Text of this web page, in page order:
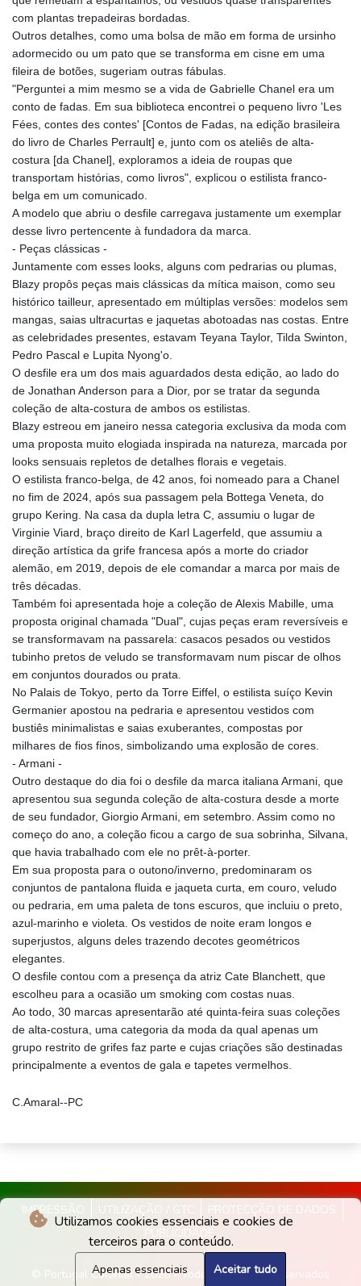
Utilizamos cookies essenciais e cookies de
terceiros para o conteúdo.
Apenas essenciais Aceitar tudo
com plantas trepadeiras bordadas.
Outros detalhes, como uma bolsa de mão em forma de ursinho
adormecido ou um pato que se transforma em cisne em uma
fileira de botões, sugeriam outras fábulas.
"Perguntei a mim mesmo se a vida de Gabrielle Chanel era um
conto de fadas. Em sua biblioteca encontrei o pequeno livro 'Les
Fées, contes des contes' [Contos de Fadas, na edição brasileira
do livro de Charles Perrault] e, junto com os ateliês de alta-
costura [da Chanel], exploramos a ideia de roupas que
transportam histórias, como livros", explicou o estilista franco-
belga em um comunicado.
A modelo que abriu o desfile carregava justamente um exemplar
desse livro pertencente à fundadora da marca.
- Peças clássicas -
Juntamente com esses looks, alguns com pedrarias ou plumas,
Blazy propôs peças mais clássicas da mítica maison, como seu
histórico tailleur, apresentado em múltiplas versões: modelos sem
mangas, saias ultracurtas e jaquetas abotoadas nas costas. Entre
as celebridades presentes, estavam Teyana Taylor, Tilda Swinton,
Pedro Pascal e Lupita Nyong'o.
O desfile era um dos mais aguardados desta edição, ao lado do
de Jonathan Anderson para a Dior, por se tratar da segunda
coleção de alta-costura de ambos os estilistas.
Blazy estreou em janeiro nessa categoria exclusiva da moda com
uma proposta muito elogiada inspirada na natureza, marcada por
looks sensuais repletos de detalhes florais e vegetais.
O estilista franco-belga, de 42 anos, foi nomeado para a Chanel
no fim de 2024, após sua passagem pela Bottega Veneta, do
grupo Kering. Na casa da dupla letra C, assumiu o lugar de
Virginie Viard, braço direito de Karl Lagerfeld, que assumiu a
direção artística da grife francesa após a morte do criador
alemão, em 2019, depois de ele comandar a marca por mais de
três décadas.
Também foi apresentada hoje a coleção de Alexis Mabille, uma
proposta original chamada "Dual", cujas peças eram reversíveis e
se transformavam na passarela: casacos pesados ou vestidos
tubinho pretos de veludo se transformavam num piscar de olhos
em conjuntos dourados ou prata.
No Palais de Tokyo, perto da Torre Eiffel, o estilista suíço Kevin
Germanier apostou na pedraria e apresentou vestidos com
bustiês minimalistas e saias exuberantes, compostas por
milhares de fios finos, simbolizando uma explosão de cores.
- Armani -
Outro destaque do dia foi o desfile da marca italiana Armani, que
apresentou sua segunda coleção de alta-costura desde a morte
de seu fundador, Giorgio Armani, em setembro. Assim como no
começo do ano, a coleção ficou a cargo de sua sobrinha, Silvana,
que havia trabalhado com ele no prêt-à-porter.
Em sua proposta para o outono/inverno, predominaram os
conjuntos de pantalona fluida e jaqueta curta, em couro, veludo
ou pedraria, em uma paleta de tons escuros, que incluiu o preto,
azul-marinho e violeta. Os vestidos de noite eram longos e
superjustos, alguns deles trazendo decotes geométricos
elegantes.
O desfile contou com a presença da atriz Cate Blanchett, que
escolheu para a ocasião um smoking com costas nuas.
Ao todo, 30 marcas apresentarão até quinta-feira suas coleções
de alta-costura, uma categoria da moda da qual apenas um
grupo restrito de grifes faz parte e cujas criações são destinadas
principalmente a eventos de gala e tapetes vermelhos.
C.Amaral--PC
IMPRESSÃO UTILIZAÇÃO / GTC
PROTECÇÃO DE DADOS
PUBLICIDADE
© Portugal Colonial - 2026 - Todos os direitos reservados